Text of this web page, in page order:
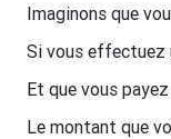
Imaginons que
Si vous effectuez
Et que vous
Le montant que